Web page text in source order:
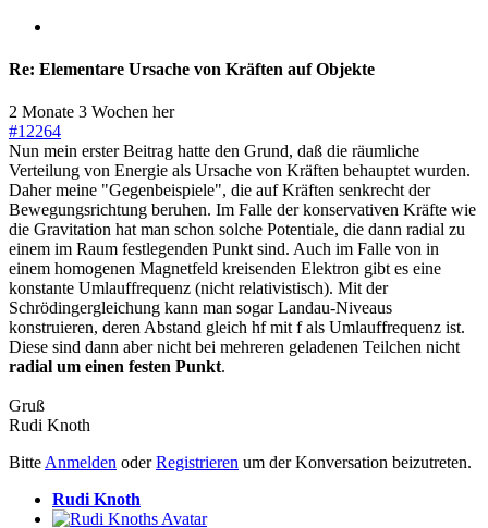
Re: Elementare Ursache von Kräften auf Objekte
2 Monate 3 Wochen her
#12264
Nun mein erster Beitrag hatte den Grund, daß die räumliche
Verteilung von Energie als Ursache von Kräften behauptet wurden.
Daher meine "Gegenbeispiele", die auf Kräften senkrecht der
Bewegungsrichtung beruhen. Im Falle der konservativen Kräfte wie
die Gravitation hat man schon solche Potentiale, die dann radial zu
einem im Raum festlegenden Punkt sind. Auch im Falle von in
einem homogenen Magnetfeld kreisenden Elektron gibt es eine
konstante Umlauffrequenz (nicht relativistisch). Mit der
Schrödingergleichung kann man sogar Landau-Niveaus
konstruieren, deren Abstand gleich hf mit f als Umlauffrequenz ist.
Diese sind dann aber nicht bei mehreren geladenen Teilchen nicht
radial um einen festen Punkt.
Gruß
Rudi Knoth
Bitte Anmelden oderRegistrieren um der Konversation beizutreten.
Rudi Knoth